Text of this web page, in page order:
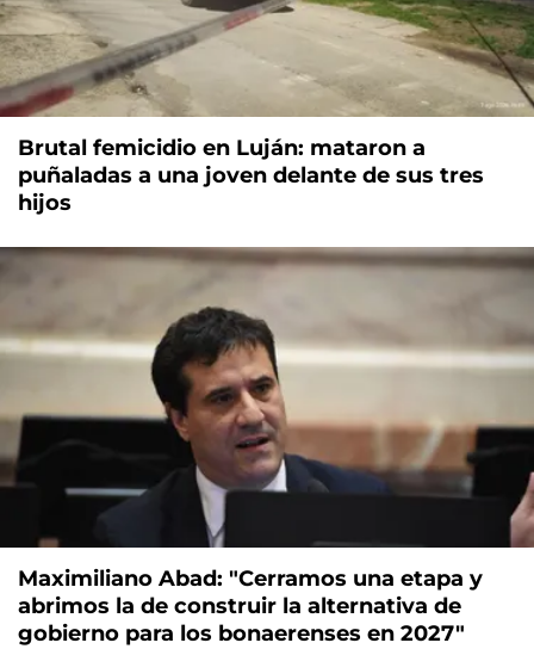
Brutal femicidio en Luján: mataron a
puñaladas a una joven delante de sus tres
hijos
Maximiliano Abad: "Cerramos una etapa y
abrimos la de construir la alternativa de
gobierno para los bonaerenses en 2027"